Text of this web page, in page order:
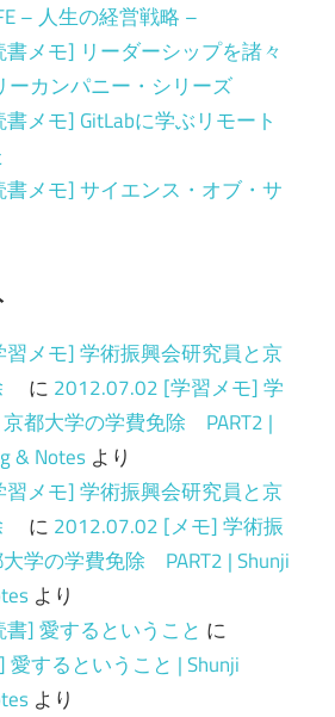
– 人生の経営戦略 –
メモ] リーダーシップを諸々
ーカンパニー・シリーズ
メモ] GitLabに学ぶリモート
メモ] サイエンス・オブ・サ
メモ] 学術振興会研究員と京
に 2012.07.02 [学習メモ] 学
都大学の学費免除 PART2 |
& Notes より
メモ] 学術振興会研究員と京
に 2012.07.02 [メモ] 学術振
学の学費免除 PART2 | Shunji
より
] 愛するということ に
するということ | Shunji
より